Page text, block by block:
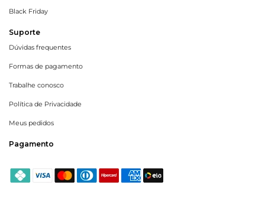
Black Friday
Suporte
Dúvidas frequentes
Formas de pagamento
Trabalhe conosco
Política de Privacidade
Meus pedidos
Pagamento